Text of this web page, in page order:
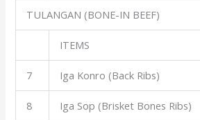
TULANGAN (BONE-IN BEEF)
ITEMS
7 Iga Konro (Back Ribs)
8 Iga Sop (Brisket Bones Ribs)